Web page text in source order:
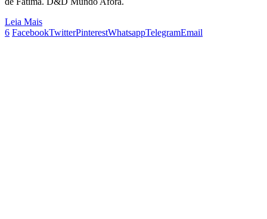
Leia Mais
6 FacebookTwitterPinterestWhatsappTelegramEmail